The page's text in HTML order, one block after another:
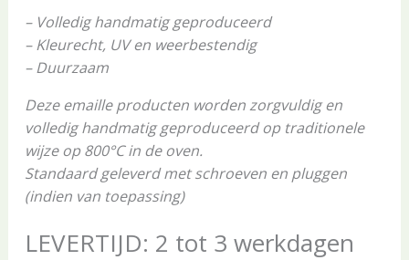
– Volledig handmatig geproduceerd
– Kleurecht, UV en weerbestendig
– Duurzaam
Deze emaille producten worden zorgvuldig en
volledig handmatig geproduceerd op traditionele
wijze op 800°C in de oven.
Standaard geleverd met schroeven en pluggen
(indien van toepassing)
LEVERTIJD: 2 tot 3 werkdagen